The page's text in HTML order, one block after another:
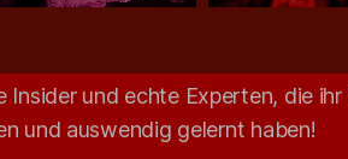
Insider und echte Experten, die ihr
und auswendig gelernt haben!